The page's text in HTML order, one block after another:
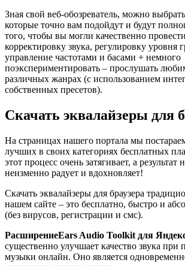
Зная свой веб-обозреватель, можно
которые точно вам подойдут и будут
того, чтобы вы могли качественно
корректировку звука, регулировку уровня
управление частотами и басами + немного
поэкспериментировать – прослушать
различных жанрах (с использованием
собственных пресетов).
Скачать эквалайзеры для
На страницах нашего портала мы
лучших в своих категориях бесплатных
этот процесс очень затягивает, а результат
неизменно радует и вдохновляет!
Скачать эквалайзеры для браузера
нашем сайте – это бесплатно, быстро и
(без вирусов, регистрации и смс).
РасширениеEars Audio Toolkit для
существенно улучшает качество звука
музыки онлайн. Оно является